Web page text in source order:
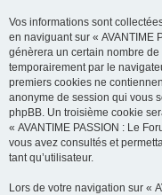
Vos informations sont
en naviguant sur « AVANTIME
génèrera un certain nombre
temporairement par le
premiers cookies ne
anonyme de session qui vous
phpBB. Un troisième cookie
« AVANTIME PASSION : Le
vous avez consultés et
tant qu’utilisateur.
Lors de votre navigation sur «